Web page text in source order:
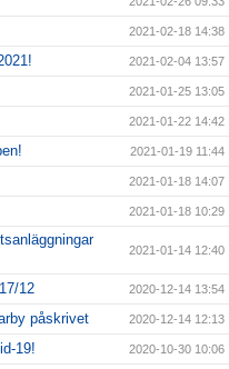
2021-02-18 14:38
2021-02-04 13:57
2021-01-25 13:05
2021-01-22 14:42
2021-01-19 11:44
2021-01-18 14:07
2021-01-18 10:29
2021-01-14 12:40
12 2020-12-14 13:54
påskrivet 2020-12-14 12:13
19! 2020-10-30 10:06